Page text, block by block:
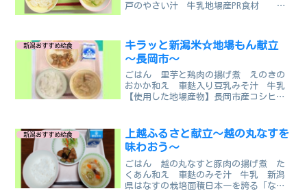
戸のやさい汁 牛乳地場産PR食材 こ
新潟おすすめ給食
キラッと新潟米☆地場もん献立
～長岡市～
ごはん 里芋と鶏肉の揚げ煮 えのきの
おかか和え 車麩入り豆乳みそ汁 牛乳
【使用した地場産物】長岡市産コシヒカ
新潟おすすめ給食
上越ふるさと献立～越の丸なすを
味わおう～
ごはん 越の丸なすと豚肉の揚げ煮 た
くあん和え 車麩のみそ汁 牛乳 新潟
県はなすの栽培面積日本一を誇る「なす